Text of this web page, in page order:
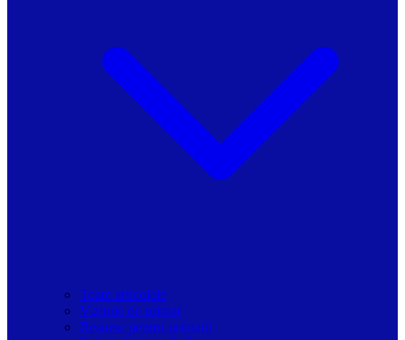
Toate articolele
Viziune de primar
Resurse pentru primarii